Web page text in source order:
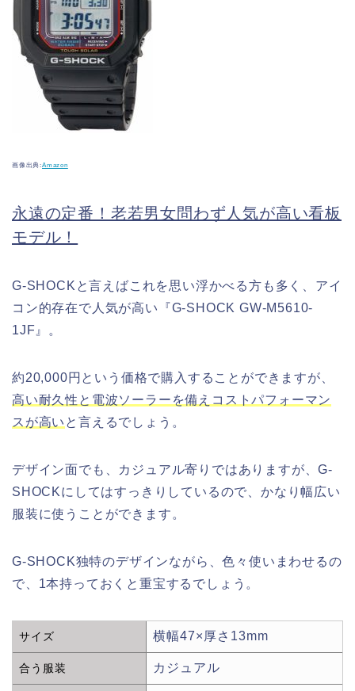
画像出典:Amazon
永遠の定番！老若男女問わず人気が高い看板
モデル！
G-SHOCKと言えばこれを思い浮かべる方も多く、アイ
コン的存在で人気が高い『G-SHOCK GW-M5610-
1JF』。
約20,000円という価格で購入することができますが、
高い耐久性と電波ソーラーを備えコストパフォーマン
スが高い と言えるでしょう。
デザイン面でも、カジュアル寄りではありますが、G-
SHOCKにしてはすっきりしているので、かなり幅広い
服装に使うことができます。
G-SHOCK独特のデザインながら、色々使いまわせるの
で、1本持っておくと重宝するでしょう。
サイズ 横幅47×厚さ13mm
合う服装 カジュアル